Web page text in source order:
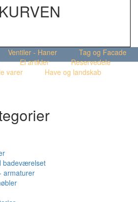
Ventiler - Haner
Tag og Facade
El artikler
Reservedele
varer
Have og landskab
badeværelset
armaturer